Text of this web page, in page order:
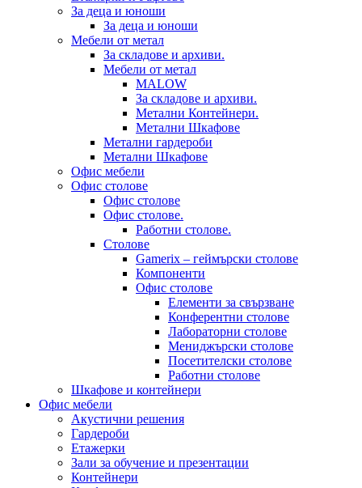
За деца и юноши
За деца и юноши
Мебели от метал
За складове и архиви.
Мебели от метал
MALOW
За складове и архиви.
Метални Контейнери.
Метални Шкафове
Метални гардероби
Метални Шкафове
Офис мебели
Офис столове
Офис столове
Офис столове.
Работни столове.
Столове
Gamerix – геймърски столове
Компоненти
Офис столове
Елементи за свързване
Конферентни столове
Лабораторни столове
Мениджърски столове
Посетителски столове
Работни столове
Шкафове и контейнери
Офис мебели
Акустични решения
Гардероби
Етажерки
Зали за обучение и презентации
Контейнери